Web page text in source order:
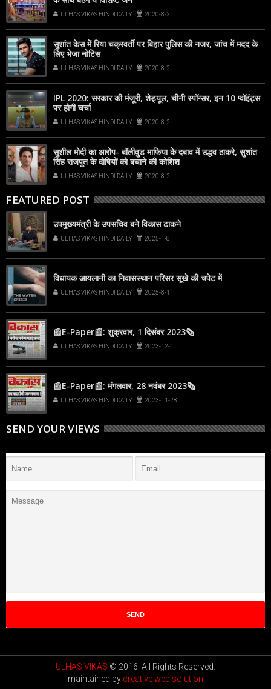
ULHAS VIKAS HINDI DAILY 2020-8-2
सुशांत केस में रिया चक्रवर्ती पर बिहार पुलिस की नजर, जांच में मदद के
लिए भेजा नोटिस
ULHAS VIKAS HINDI DAILY 2020-8-2
IPL 2020: सरकार की मंजूरी, शेड्यूल, चीनी स्पॉन्सर, इन 10 प्वॉइंट्स
पर होगी चर्चा
ULHAS VIKAS HINDI DAILY 2020-8-2
सुशील मोदी का आरोप- बॉलीवुड माफिया के दबाव में उद्धव ठाकरे, सुशांत
सिंह राजपूत के दोषियों को बचाने की कोशिश
ULHAS VIKAS HINDI DAILY 2020-8-2
FEATURED POST
उपमुख्यमंत्री के उपसचिव बने विकास ढाकने
ULHAS VIKAS HINDI DAILY 2025-1-8
विधायक आयलानी का निवासस्थान परिसर सूखे की चपेट में
ULHAS VIKAS HINDI DAILY 2025-8-11
📰E-Paper📰: शुक्रवार, 1 दिसंबर 2023🗞
ULHAS VIKAS HINDI DAILY 2023-12-1
📰E-Paper📰: मंगलवार, 28 नवंबर 2023🗞
ULHAS VIKAS HINDI DAILY 2023-11-28
SEND YOUR VIEWS
ULHAS VIKAS © 2016. All Rights Reserved.
maintained by creative web solution